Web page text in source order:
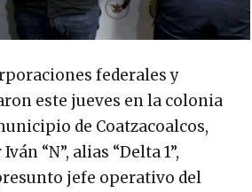
federales y
este jueves en la colonia
de Coatzacoalcos,
“N”, alias “Delta 1”,
jefe operativo del